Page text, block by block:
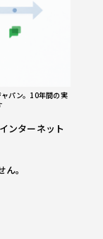
パン。10年間の実
ンターネット
。